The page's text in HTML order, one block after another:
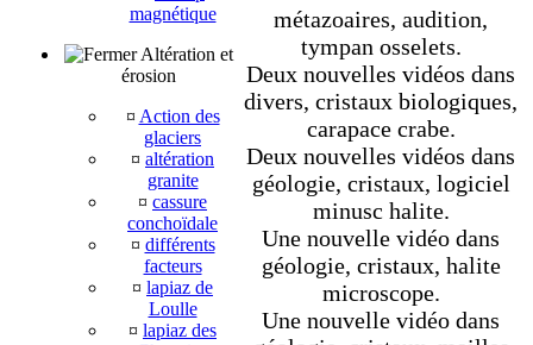
magnétique
Altération et
érosion
¤ Action des
glaciers
¤ altération
granite
¤ cassure
conchoïdale
¤ différents
facteurs
¤ lapiaz de
Loulle
¤ lapiaz des
métazoaires, audition,
tympan osselets.
Deux nouvelles vidéos dans
divers, cristaux biologiques,
carapace crabe.
Deux nouvelles vidéos dans
géologie, cristaux, logiciel
minusc halite.
Une nouvelle vidéo dans
géologie, cristaux, halite
microscope.
Une nouvelle vidéo dans